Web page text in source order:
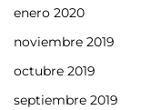
enero 2020
noviembre 2019
octubre 2019
septiembre 2019